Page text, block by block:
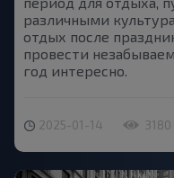
различными
отдых после
провести
год интересно.
2025-01-14 3180